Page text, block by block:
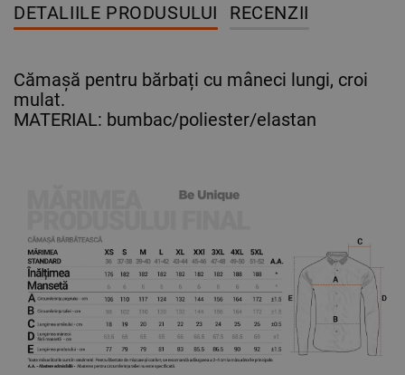
DETALIILE PRODUSULUI RECENZII
Cămașă pentru bărbați cu mâneci lungi, croi
mulat.
MATERIAL: bumbac/poliester/elastan